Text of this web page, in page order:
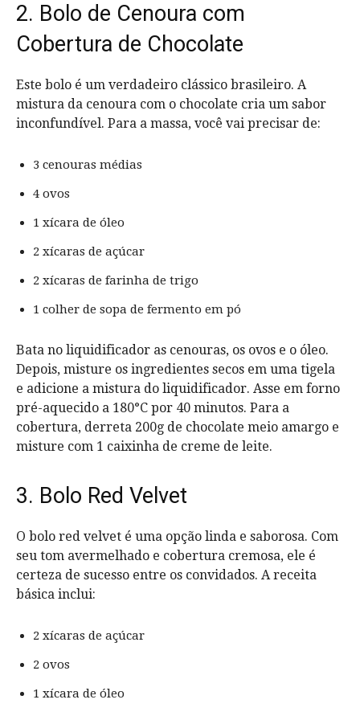
2. Bolo de Cenoura com
Cobertura de Chocolate
Este bolo é um verdadeiro clássico brasileiro. A
mistura da cenoura com o chocolate cria um sabor
inconfundível. Para a massa, você vai precisar de:
3 cenouras médias
4 ovos
1 xícara de óleo
2 xícaras de açúcar
2 xícaras de farinha de trigo
1 colher de sopa de fermento em pó
Bata no liquidificador as cenouras, os ovos e o óleo.
Depois, misture os ingredientes secos em uma tigela
e adicione a mistura do liquidificador. Asse em forno
pré-aquecido a 180°C por 40 minutos. Para a
cobertura, derreta 200g de chocolate meio amargo e
misture com 1 caixinha de creme de leite.
3. Bolo Red Velvet
O bolo red velvet é uma opção linda e saborosa. Com
seu tom avermelhado e cobertura cremosa, ele é
certeza de sucesso entre os convidados. A receita
básica inclui:
2 xícaras de açúcar
2 ovos
1 xícara de óleo